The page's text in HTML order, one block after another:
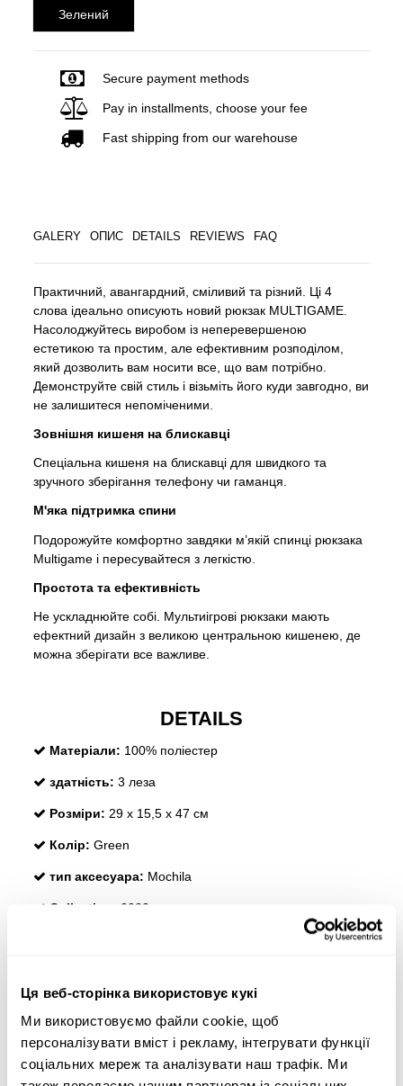
Ця веб-сторінка використовує кукі
Ми використовуємо файли cookie, щоб
персоналізувати вміст і рекламу, інтегрувати функції
соціальних мереж та аналізувати наш трафік. Ми
Зелений
Secure payment methods
Pay in installments, choose your fee
Fast shipping from our warehouse
GALERY ОПИС DETAILS REVIEWS FAQ
Практичний, авангардний, сміливий та різний. Ці 4
слова ідеально описують новий рюкзак MULTIGAME.
Насолоджуйтесь виробом із неперевершеною
естетикою та простим, але ефективним розподілом,
який дозволить вам носити все, що вам потрібно.
Демонструйте свій стиль і візьміть його куди завгодно, ви
не залишитеся непоміченими.
Зовнішня кишеня на блискавці
Спеціальна кишеня на блискавці для швидкого та
зручного зберігання телефону чи гаманця.
М'яка підтримка спини
Подорожуйте комфортно завдяки м’якій спинці рюкзака
Multigame і пересувайтеся з легкістю.
Простота та ефективність
Не ускладнюйте собі. Мультиігрові рюкзаки мають
ефектний дизайн з великою центральною кишенею, де
можна зберігати все важливе.
DETAILS
Матеріали: 100% поліестер
здатність: 3 леза
Розміри: 29 х 15,5 х 47 см
Колір: Green
тип аксесуара: Mochila
Collection: 2022
Покупці, які купили цей товар, також купили:
-60%